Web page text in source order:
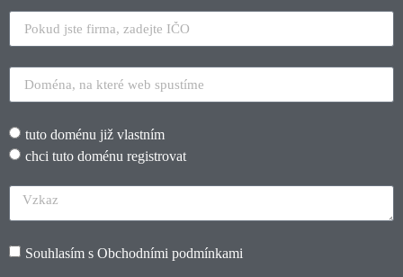
tuto doménu již vlastním
chci tuto doménu registrovat
Souhlasím s Obchodními podmínkami